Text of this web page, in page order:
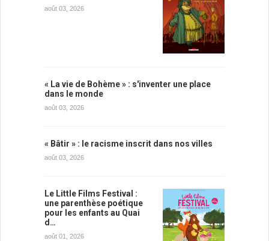
août 03, 2026
« La vie de Bohème » : s'inventer une place
dans le monde
août 03, 2026
« Bâtir » : le racisme inscrit dans nos villes
août 03, 2026
Le Little Films Festival :
une parenthèse poétique
pour les enfants au Quai
d…
août 01, 2026